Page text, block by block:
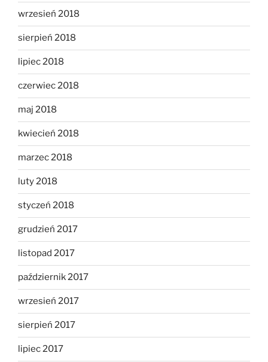
wrzesień 2018
sierpień 2018
lipiec 2018
czerwiec 2018
maj 2018
kwiecień 2018
marzec 2018
luty 2018
styczeń 2018
grudzień 2017
listopad 2017
październik 2017
wrzesień 2017
sierpień 2017
lipiec 2017